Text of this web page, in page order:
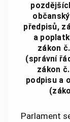
předpisů,
a
zákon
(správní
zákon
podpisu a
Parlament